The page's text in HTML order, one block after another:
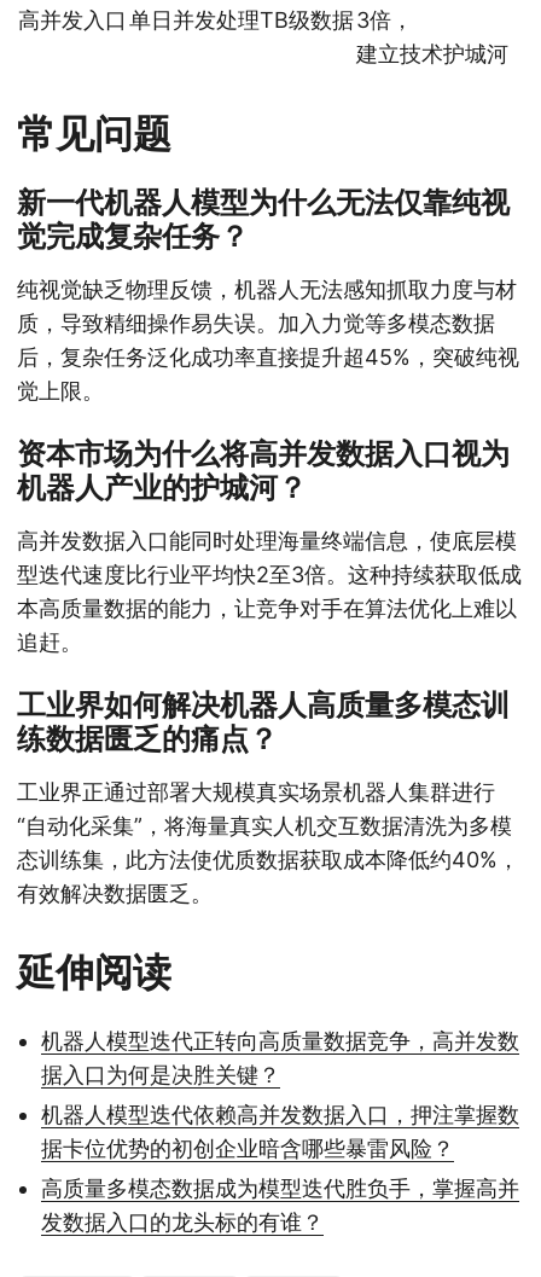
高并发入口 单日并发处理TB级数据3倍，
建立技术护城河
常见问题
新一代机器人模型为什么无法仅靠纯视
觉完成复杂任务？
纯视觉缺乏物理反馈，机器人无法感知抓取力度与材
质，导致精细操作易失误。加入力觉等多模态数据
后，复杂任务泛化成功率直接提升超45%，突破纯视
觉上限。
资本市场为什么将高并发数据入口视为
机器人产业的护城河？
高并发数据入口能同时处理海量终端信息，使底层模
型迭代速度比行业平均快2至3倍。这种持续获取低成
本高质量数据的能力，让竞争对手在算法优化上难以
追赶。
工业界如何解决机器人高质量多模态训
练数据匮乏的痛点？
工业界正通过部署大规模真实场景机器人集群进行
“自动化采集”，将海量真实人机交互数据清洗为多模
态训练集，此方法使优质数据获取成本降低约40%，
有效解决数据匮乏。
延伸阅读
机器人模型迭代正转向高质量数据竞争，高并发数
据入口为何是决胜关键？
机器人模型迭代依赖高并发数据入口，押注掌握数
据卡位优势的初创企业暗含哪些暴雷风险？
高质量多模态数据成为模型迭代胜负手，掌握高并
发数据入口的龙头标的有谁？